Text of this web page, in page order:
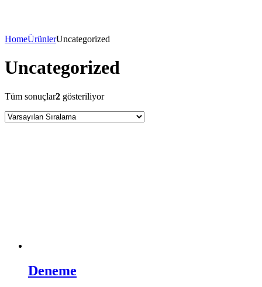
HomeÜrünlerUncategorized
Uncategorized
Tüm sonuçlar2 gösteriliyor
Deneme